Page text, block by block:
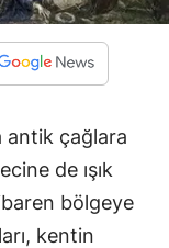
antik çağlara
de ışık
bölgeye
kentin